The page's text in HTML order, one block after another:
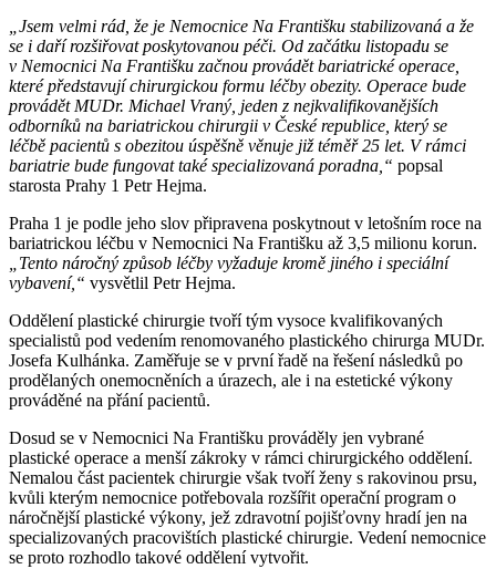
„Jsem velmi rád, že je Nemocnice Na Františku stabilizovaná a že
se i daří rozšiřovat poskytovanou péči. Od začátku listopadu se
v Nemocnici Na Františku začnou provádět bariatrické operace,
které představují chirurgickou formu léčby obezity. Operace bude
provádětMUDr. Michael Vraný, jeden z nejkvalifikovanějších
odborníků na bariatrickou chirurgii v České republice, který se
léčbě pacientů s obezitou úspěšně věnuje již téměř 25 let. V rámci
bariatrie bude fungovat také specializovaná poradna,“ popsal
starosta Prahy 1 Petr Hejma.
Praha 1 je podle jeho slov připravena poskytnout v letošním roce na
bariatrickou léčbu v Nemocnici Na Františku až 3,5 milionu korun.
„Tento náročný způsob léčby vyžaduje kromě jiného i speciální
vybavení,“ vysvětlil Petr Hejma.
Oddělení plastické chirurgie tvoří tým vysoce kvalifikovaných
specialistů pod vedením renomovaného plastického chirurga MUDr.
Josefa Kulhánka. Zaměřuje se v první řadě na řešení následků po
prodělaných onemocněních a úrazech, ale i na estetické výkony
prováděné na přání pacientů.
Dosud se v Nemocnici Na Františku prováděly jen vybrané
plastické operace a menší zákroky v rámci chirurgického oddělení.
Nemalou část pacientek chirurgie však tvoří ženy s rakovinou prsu,
kvůli kterým nemocnice potřebovala rozšířit operační program o
náročnější plastické výkony, jež zdravotní pojišťovny hradí jen na
specializovaných pracovištích plastické chirurgie. Vedení nemocnice
se proto rozhodlo takové oddělení vytvořit.